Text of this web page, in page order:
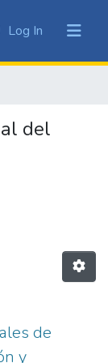
Log In (current)
del
de
y